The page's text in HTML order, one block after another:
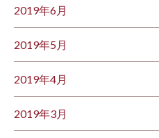
2019年6月
2019年5月
2019年4月
2019年3月